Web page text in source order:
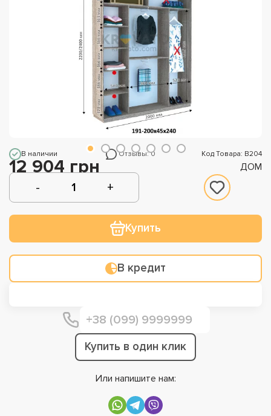
В наличии Отзывы: 0 Код Товара: В204
12 904 грн ДОМ
Купить
В кредит
Купить в один клик
Или напишите нам: